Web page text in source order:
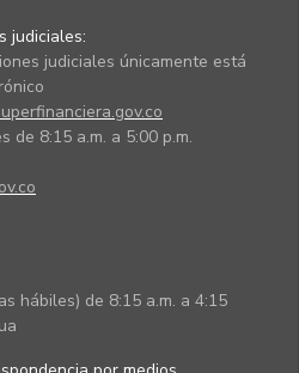
judiciales:
judiciales únicamente está
de 8:15 a.m. a 5:00 p.m.
hábiles) de 8:15 a.m. a 4:15